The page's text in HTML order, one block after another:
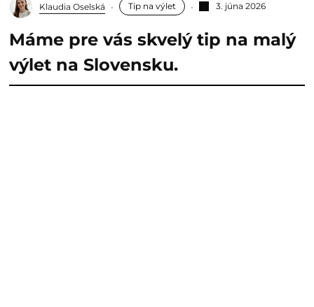
Klaudia Oselská Tip na výlet 3. júna 2026
Máme pre vás skvelý tip na malý
výlet na Slovensku.